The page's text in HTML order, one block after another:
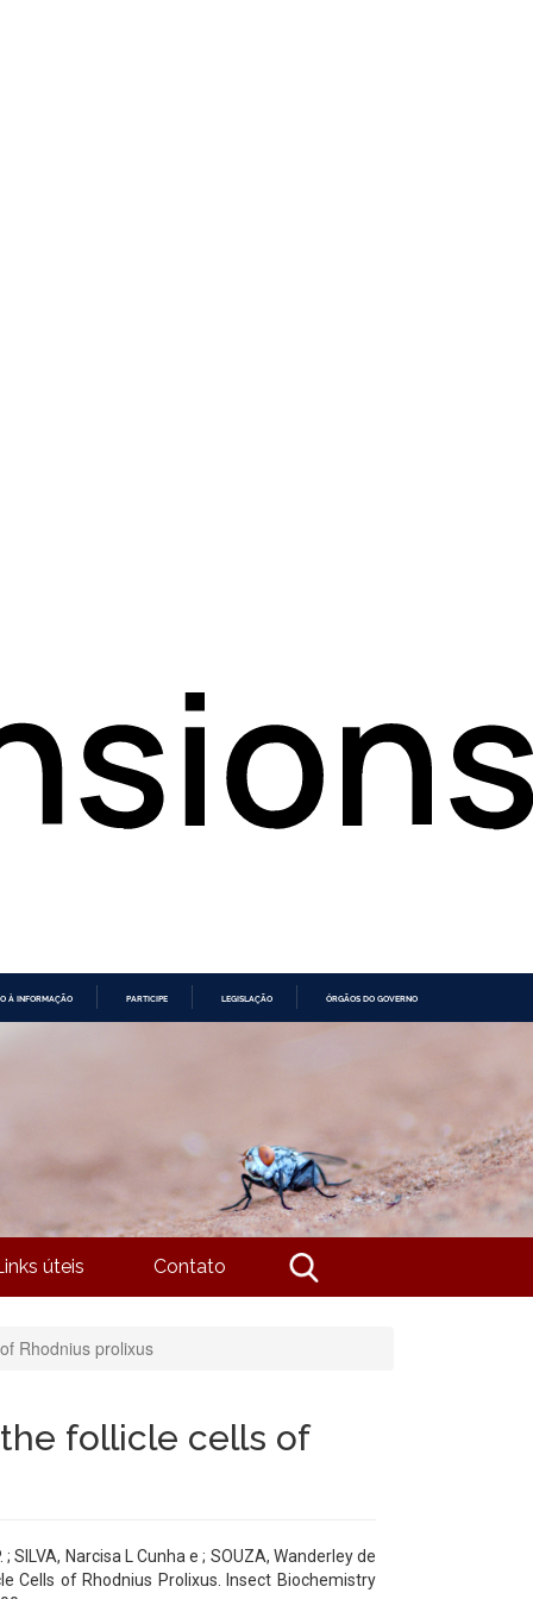
À INFORMAÇÃO PARTICIPE LEGISLAÇÃO ÓRGÃOS DO GOVERNO
úteis Contato
Rhodnius prolixus
follicle cells of
; SILVA, Narcisa L Cunha e ; SOUZA, Wanderley de
Cells of Rhodnius Prolixus. Insect Biochemistry